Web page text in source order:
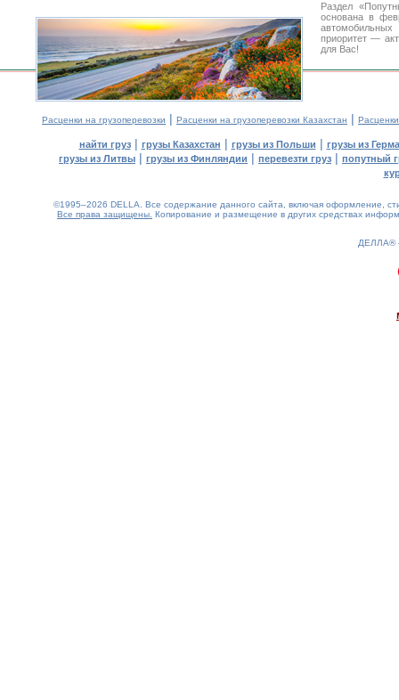
Раздел
основана в
приоритет —
для Вас!
Расценки на грузоперевозки | Расценки на грузоперевозки Казахстан |
найти груз| грузы Казахстан | грузы из Польши | грузы из
грузы из Литвы | грузы из Финляндии | перевезти груз | попутный
©1995–2026 DELLA. Все содержание данного сайта, включая оформление,
Все права защищены. Копирование и размещение в других средствах